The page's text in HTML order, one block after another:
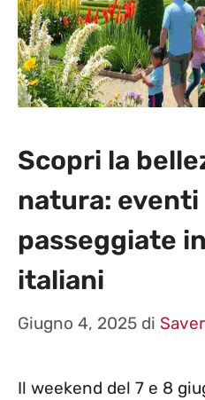
Scopri la
natura: eventi
passeggiate
italiani
Giugno 4, 2025 di
Il weekend del 7 e 8